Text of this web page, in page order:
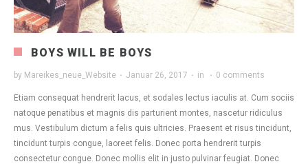
BOYS WILL BE BOYS
by Mareikes_neue_Website · Januar 26, 2017 · in · 0 comments
Etiam consequat hendrerit lacus, et sodales lectus iaculis at. Cum sociis
natoque penatibus et magnis dis parturient montes, nascetur ridiculus
mus. Vestibulum dictum a felis quis ultricies. Praesent et risus tincidunt,
tincidunt turpis congue, laoreet felis. Donec porta hendrerit turpis
consectetur congue. Donec mollis elit in justo pulvinar feugiat. Donec